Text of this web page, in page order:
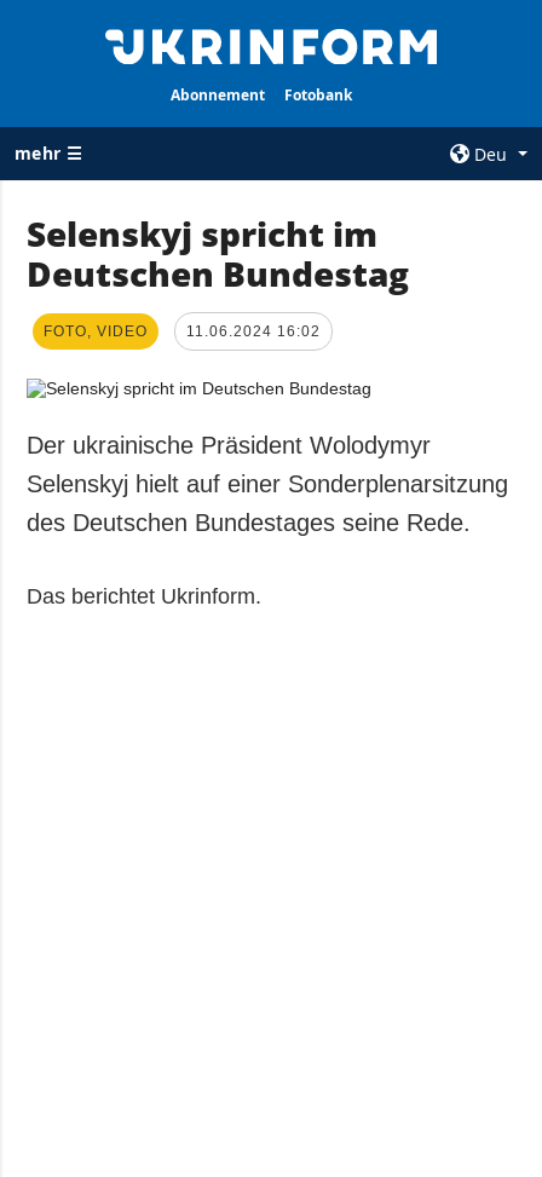
Abonnement Fotobank
mehr ☰
Deu
ALLE
Krieg
der Ukraine
Politik
Wirtschaft
Militär
AGENTUR
Kontakte
services
Vertraulichkeit
und zum Schutz
personenbezogener
Daten
Selenskyj spricht im
Deutschen Bundestag
FOTO, VIDEO 11.06.2024 16:02
Der ukrainische Präsident Wolodymyr
Selenskyj hielt auf einer Sonderplenarsitzung
des Deutschen Bundestages seine Rede.
Das berichtet Ukrinform.